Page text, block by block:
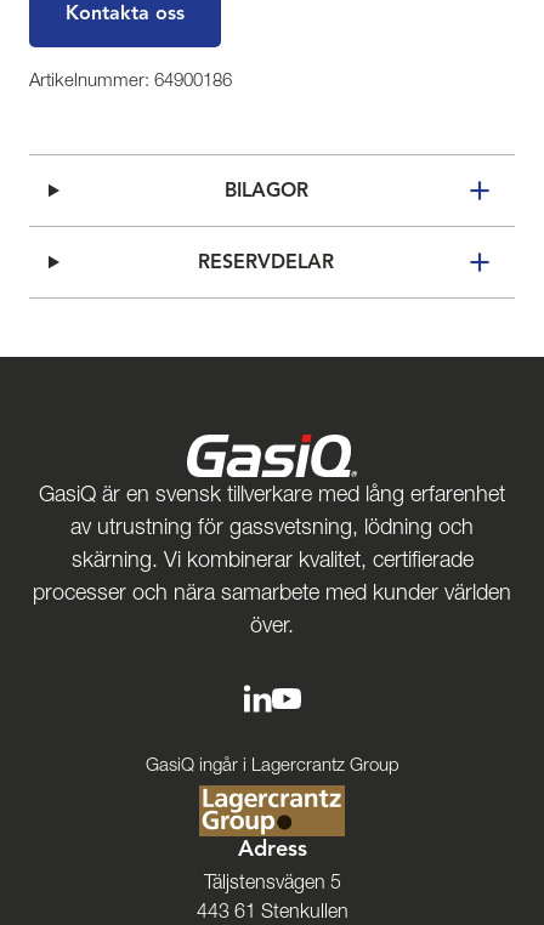
Kontakta oss
Artikelnummer: 64900186
BILAGOR
RESERVDELAR
GasiQ är en svensk tillverkare med lång erfarenhet
av utrustning för gassvetsning, lödning och
skärning. Vi kombinerar kvalitet, certifierade
processer och nära samarbete med kunder världen
över.
GasiQ ingår i Lagercrantz Group
Adress
Täljstensvägen 5
443 61 Stenkullen